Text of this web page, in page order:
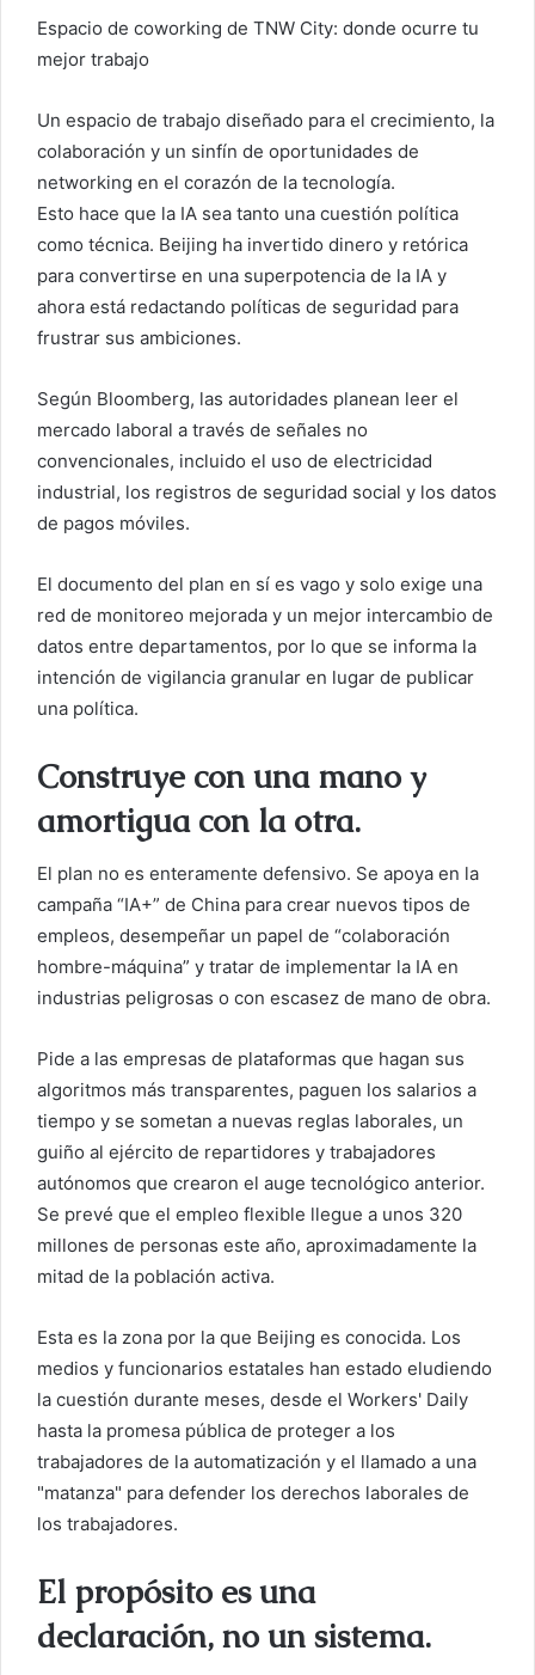
Espacio de coworking de TNW City: donde ocurre tu
mejor trabajo
Un espacio de trabajo diseñado para el crecimiento, la
colaboración y un sinfín de oportunidades de
networking en el corazón de la tecnología.
Esto hace que la IA sea tanto una cuestión política
como técnica. Beijing ha invertido dinero y retórica
para convertirse en una superpotencia de la IA y
ahora está redactando políticas de seguridad para
frustrar sus ambiciones.
Según Bloomberg, las autoridades planean leer el
mercado laboral a través de señales no
convencionales, incluido el uso de electricidad
industrial, los registros de seguridad social y los datos
de pagos móviles.
El documento del plan en sí es vago y solo exige una
red de monitoreo mejorada y un mejor intercambio de
datos entre departamentos, por lo que se informa la
intención de vigilancia granular en lugar de publicar
una política.
Construye con una mano y
amortigua con la otra.
El plan no es enteramente defensivo. Se apoya en la
campaña “IA+” de China para crear nuevos tipos de
empleos, desempeñar un papel de “colaboración
hombre-máquina” y tratar de implementar la IA en
industrias peligrosas o con escasez de mano de obra.
Pide a las empresas de plataformas que hagan sus
algoritmos más transparentes, paguen los salarios a
tiempo y se sometan a nuevas reglas laborales, un
guiño al ejército de repartidores y trabajadores
autónomos que crearon el auge tecnológico anterior.
Se prevé que el empleo flexible llegue a unos 320
millones de personas este año, aproximadamente la
mitad de la población activa.
Esta es la zona por la que Beijing es conocida. Los
medios y funcionarios estatales han estado eludiendo
la cuestión durante meses, desde el Workers' Daily
hasta la promesa pública de proteger a los
trabajadores de la automatización y el llamado a una
"matanza" para defender los derechos laborales de
los trabajadores.
El propósito es una
declaración, no un sistema.